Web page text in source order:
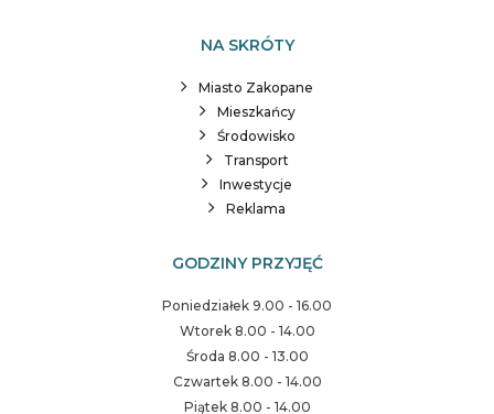
NA SKRÓTY
Miasto Zakopane
Mieszkańcy
Środowisko
Transport
Inwestycje
Reklama
GODZINY PRZYJĘĆ
Poniedziałek 9.00 - 16.00
Wtorek 8.00 - 14.00
Środa 8.00 - 13.00
Czwartek 8.00 - 14.00
Piątek 8.00 - 14.00